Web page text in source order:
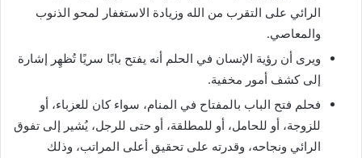
الرائي على التقرب من الله وزيادة الاستغفار لمحو الذنوب
والمعاصي.
ويرى أن رؤية الإنسان في الحلم أنه يفتح بابًا سريًا تُظهِر إشارة
إلى كشف أمور مخفية.
فحلم فتح الباب بالمفتاح في المنام، سواء كان للعزباء، أو
للزوجة، أو للحامل، أو للمطلقة، أو حتى للرجل، يُشير إلى تفوق
الرائي ونجاحه، وقدرته على تحقيق أعلى المراتب، وذلك